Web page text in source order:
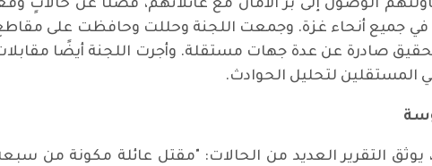
الوصول إلى بر الأمان مع عائلاتهم، فضلًا عن حالاتٍ
في جميع أنحاء غزة. وجمعت اللجنة وحللت وحافظت على
صادرة عن عدة جهات مستقلة. وأجرت اللجنة أيضًا
المستقلين لتحليل الحوادث.
بدأ من الصفحة 14، يوثق التقرير العديد من الحالات: "مقتل عائلة